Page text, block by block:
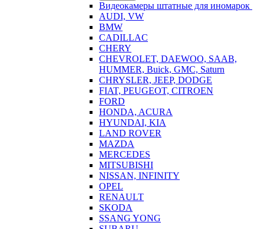
Видеокамеры штатные для иномарок
AUDI, VW
BMW
CADILLAC
CHERY
CHEVROLET, DAEWOO, SAAB,
HUMMER, Buick, GMC, Saturn
CHRYSLER, JEEP, DODGE
FIAT, PEUGEOT, CITROEN
FORD
HONDA, ACURA
HYUNDAI, KIA
LAND ROVER
MAZDA
MERCEDES
MITSUBISHI
NISSAN, INFINITY
OPEL
RENAULT
SKODA
SSANG YONG